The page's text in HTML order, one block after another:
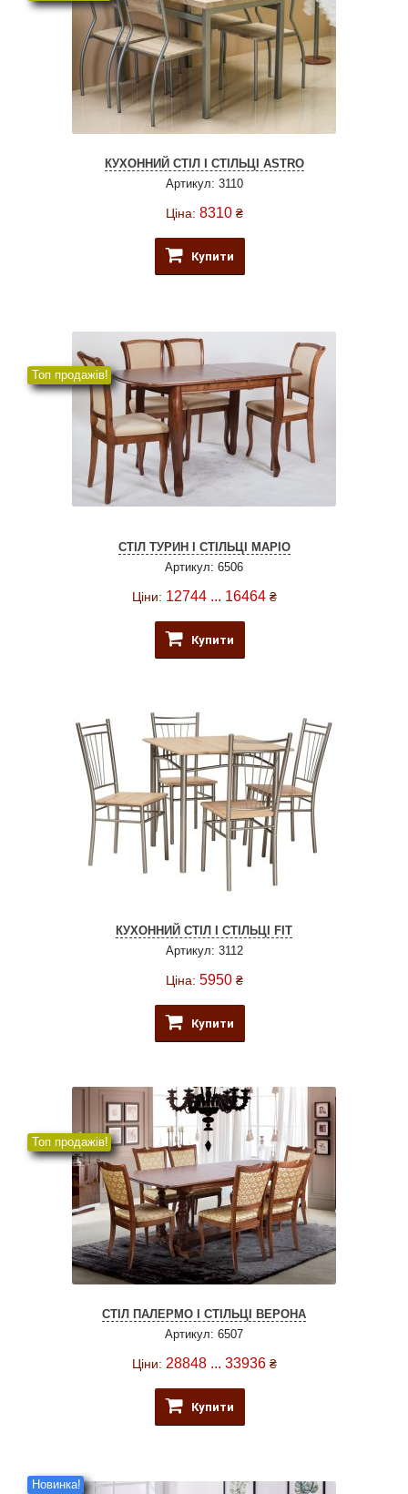
КУХОННИЙ СТІЛ І СТІЛЬЦІ ASTRO
Артикул: 3110
Ціна: 8310 ₴
Купити
Топ продажів!
СТІЛ ТУРИН І СТІЛЬЦІ МАРІО
Артикул: 6506
Ціни: 12744 ... 16464 ₴
Купити
КУХОННИЙ СТІЛ І СТІЛЬЦІ FIT
Артикул: 3112
Ціна: 5950 ₴
Купити
Топ продажів!
СТІЛ ПАЛЕРМО І СТІЛЬЦІ ВЕРОНА
Артикул: 6507
Ціни: 28848 ... 33936 ₴
Купити
Новинка!